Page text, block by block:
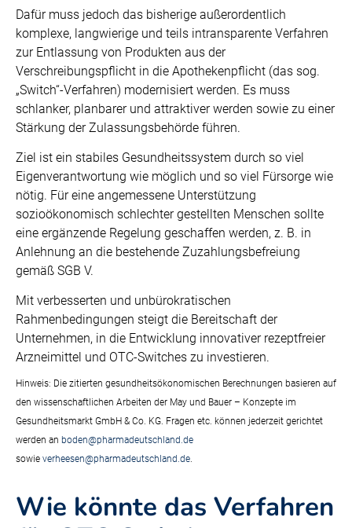
Dafür muss jedoch das bisherige außerordentlich
komplexe, langwierige und teils intransparente Verfahren
zur Entlassung von Produkten aus der
Verschreibungspflicht in die Apothekenpflicht (das sog.
„Switch“-Verfahren) modernisiert werden. Es muss
schlanker, planbarer und attraktiver werden sowie zu einer
Stärkung der Zulassungsbehörde führen.
Ziel ist ein stabiles Gesundheitssystem durch so viel
Eigenverantwortung wie möglich und so viel Fürsorge wie
nötig. Für eine angemessene Unterstützung
sozioökonomisch schlechter gestellten Menschen sollte
eine ergänzende Regelung geschaffen werden, z. B. in
Anlehnung an die bestehende Zuzahlungsbefreiung
gemäß SGB V.
Mit verbesserten und unbürokratischen
Rahmenbedingungen steigt die Bereitschaft der
Unternehmen, in die Entwicklung innovativer rezeptfreier
Arzneimittel und OTC-Switches zu investieren.
Hinweis: Die zitierten gesundheitsökonomischen Berechnungen basieren auf
den wissenschaftlichen Arbeiten der May und Bauer – Konzepte im
Gesundheitsmarkt GmbH & Co. KG. Fragen etc. können jederzeit gerichtet
werden an boden@pharmadeutschland.de
sowie verheesen@pharmadeutschland.de.
Wie könnte das Verfahren